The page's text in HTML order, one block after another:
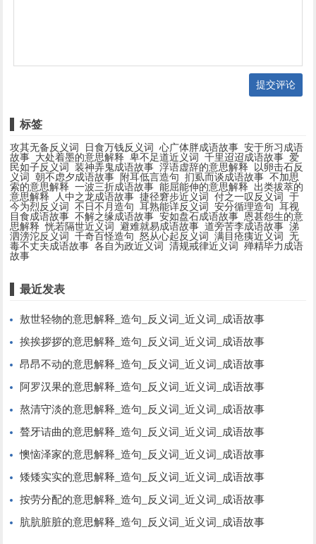
提交评论
标签
攻其无备反义词 日食万钱反义词 心广体胖成语故事 安于所习成语
故事 大处着墨的意思解释 卑不足道近义词 千里迢迢成语故事 爱
民如子反义词
装神弄鬼成语故事 浮语虚辞的意思解释
以卵击石反
义词
朝不虑夕成语故事 附耳低言造句 扪虱而谈成语故事 不加思
索的意思解释
一波三折成语故事 能屈能伸的意思解释
出类拔萃的
意思解释
人中之龙成语故事 捷径窘步近义词 付之一叹反义词
于
今为烈反义词
不日不月造句 耳熟能详反义词 安分循理造句
耳视
目食成语故事 不解之缘成语故事 安如盘石成语故事 恩甚怨生的意
思解释
恍若隔世近义词 避难就易成语故事 道旁苦李成语故事 涕
泗滂沱反义词
千奇百怪造句 怒从心起反义词 满目疮痍近义词
无
毒不丈夫成语故事 各自为政近义词 清规戒律近义词
殚精毕力成语
故事
最近发表
敖世轻物的意思解释_造句_反义词_近义词_成语故事
挨挨拶拶的意思解释_造句_反义词_近义词_成语故事
昂昂不动的意思解释_造句_反义词_近义词_成语故事
阿罗汉果的意思解释_造句_反义词_近义词_成语故事
熬清守淡的意思解释_造句_反义词_近义词_成语故事
聱牙诘曲的意思解释_造句_反义词_近义词_成语故事
懊恼泽家的意思解释_造句_反义词_近义词_成语故事
矮矮实实的意思解释_造句_反义词_近义词_成语故事
按劳分配的意思解释_造句_反义词_近义词_成语故事
肮肮脏脏的意思解释_造句_反义词_近义词_成语故事